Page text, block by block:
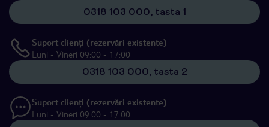
0318 103 000, tasta 1
Suport clienți (rezervări existente)
Luni - Vineri 09:00 - 17:00
0318 103 000, tasta 2
Suport clienți (rezervări existente)
Luni - Vineri 09:00 - 17:00